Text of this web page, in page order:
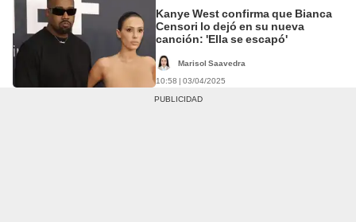
Kanye West confirma que Bianca
Censori lo dejó en su nueva
canción: 'Ella se escapó'
Marisol Saavedra
10:58 | 03/04/2025